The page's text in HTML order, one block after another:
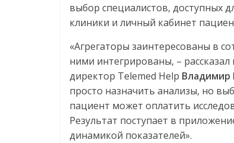
выбор специалистов, доступных
клиники и личный кабинет
«Агрегаторы заинтересованы в
ними интегрированы, –
директор Telemed Help Владимир
просто назначить анализы, но
пациент может оплатить
Результат поступает в
динамикой показателей».